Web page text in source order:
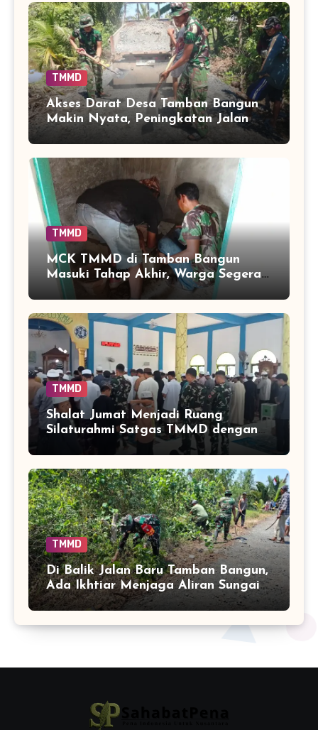
TMMD
Akses Darat Desa Tamban Bangun
Makin Nyata, Peningkatan Jalan
TMMD Sentuh 90 Persen
TMMD
MCK TMMD di Tamban Bangun
Masuki Tahap Akhir, Warga Segera
Nikmati Fasilitas Sanitasi yang
Lebih Layak
TMMD
Shalat Jumat Menjadi Ruang
Silaturahmi Satgas TMMD dengan
Warga Tamban Bangun
TMMD
Di Balik Jalan Baru Tamban Bangun,
Ada Ikhtiar Menjaga Aliran Sungai
Tetap Hidup